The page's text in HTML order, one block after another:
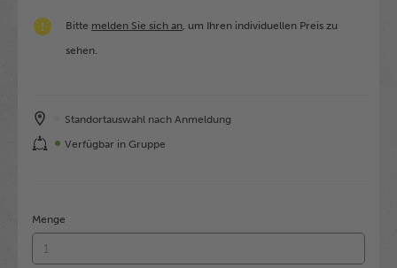
Bitte melden Sie sich an , um Ihren individuellen Preis zu
sehen.
Standortauswahl nach Anmeldung
Verfügbar in Gruppe
Menge